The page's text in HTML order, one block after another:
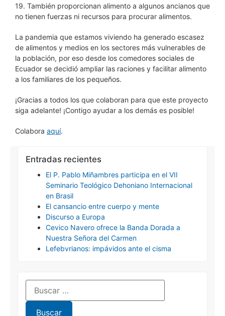
19. También proporcionan alimento a algunos ancianos que
no tienen fuerzas ni recursos para procurar alimentos.
La pandemia que estamos viviendo ha generado escasez
de alimentos y medios en los sectores más vulnerables de
la población, por eso desde los comedores sociales de
Ecuador se decidió ampliar las raciones y facilitar alimento
a los familiares de los pequeños.
¡Gracias a todos los que colaboran para que este proyecto
siga adelante! ¡Contigo ayudar a los demás es posible!
Colabora aquí.
Entradas recientes
El P. Pablo Miñambres participa en el VII
Seminario Teológico Dehoniano Internacional
en Brasil
El cansancio entre cuerpo y mente
Discurso a Europa
Cevico Navero ofrece la Banda Dorada a
Nuestra Señora del Carmen
Lefebvrianos: impávidos ante el cisma